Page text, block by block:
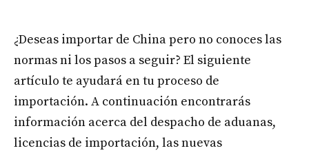
¿Deseas importar de China pero no conoces las
normas ni los pasos a seguir? El siguiente
artículo te ayudará en tu proceso de
importación. A continuación encontrarás
información acerca del despacho de aduanas,
licencias de importación, las nuevas